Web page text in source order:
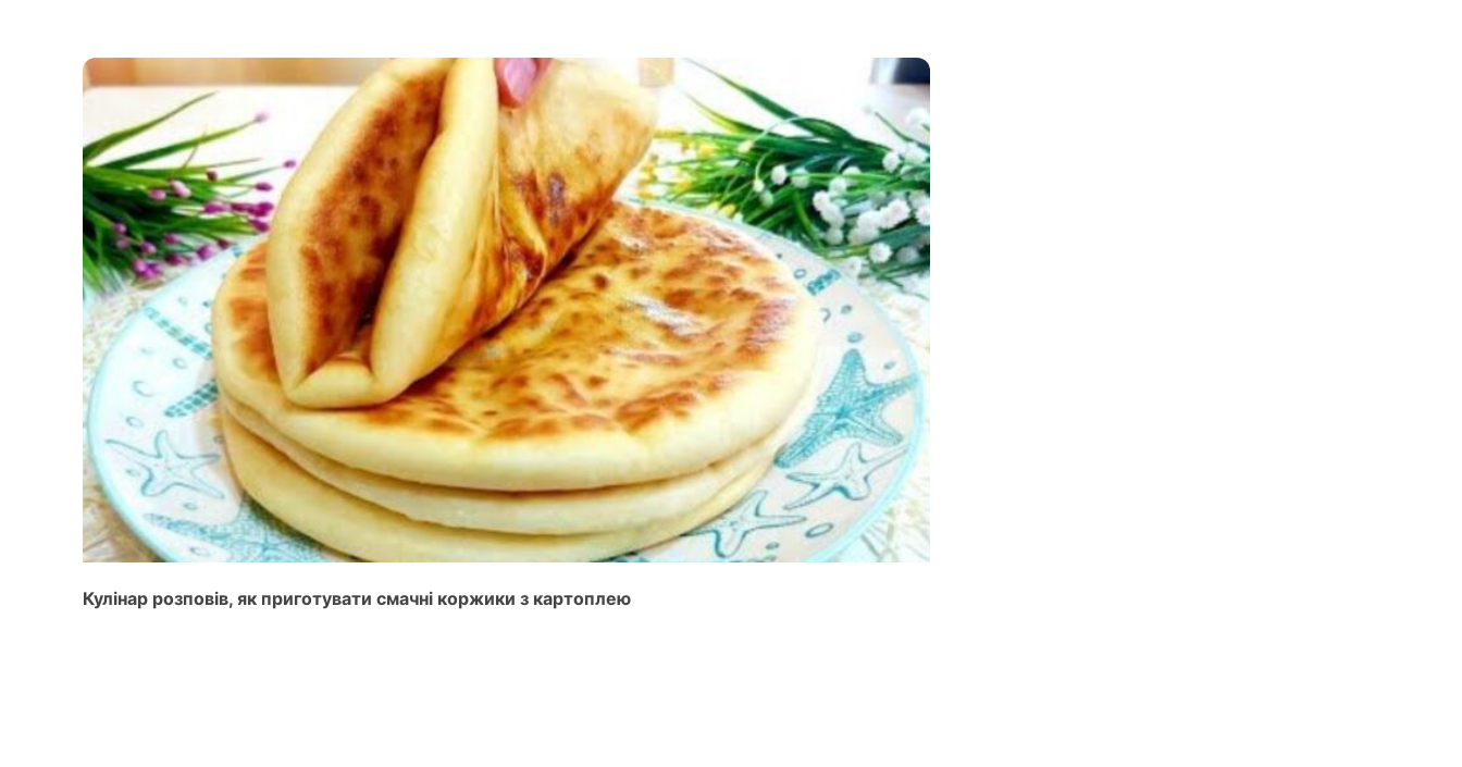
Кулінар розповів, як приготувати смачні коржики з картоплею